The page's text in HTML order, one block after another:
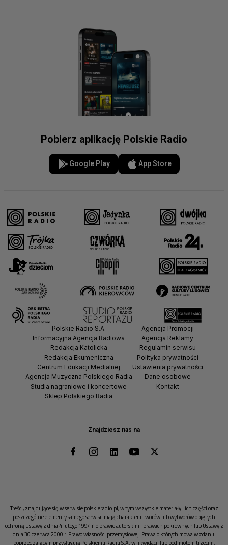
Pobierz aplikację Polskie Radio
Google Play App Store
Znajdziesz nas na
Polskie Radio S.A.
Informacyjna Agencja Radiowa
Redakcja Katolicka
Redakcja Ekumeniczna
Centrum Edukacji Medialnej
Agencja Muzyczna Polskiego Radia
Studia nagraniowe i koncertowe
Sklep Polskiego Radia
Agencja Promocji
Agencja Reklamy
Regulamin serwisu
Polityka prywatności
Ustawienia prywatności
Dane osobowe
Kontakt
Treści, znajdujące się w serwisie polskieradio.pl, w tym wszystkie materiały i ich części oraz
poszczególne elementy samego serwisu mają charakter utworów lub wytworów objętych
ochroną Ustawy z dnia 4 lutego 1994 r. o prawie autorskim i prawach pokrewnych lub Ustawy z
dnia 30 czerwca 2000 r. Prawo własności przemysłowej. Prawa o których mowa w zdaniu
poprzedzającym przysługują Polskiemu Radiu S.A. w likwidacji lub podmiotom trzecim.